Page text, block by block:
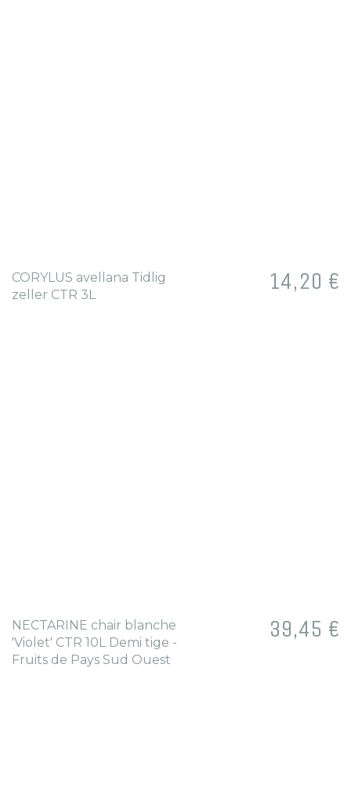
CORYLUS avellana Tidlig
zeller CTR 3L
Prix
14,20 €
NECTARINE chair blanche
'Violet' CTR 10L Demi tige -
Fruits de Pays Sud Ouest
Prix
39,45 €